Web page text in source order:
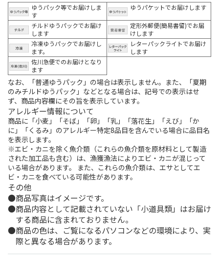
ゆうパック等でお届けしま
す
ゆうパケットでお届けします
チルドゆうパックでお届け
します
定形外郵便(簡易書留)でお届
けします
冷凍ゆうパックでお届けし
ます。
レターパックライトでお届け
します
佐川急便でのお届けとなり
ます
なお、「普通ゆうパック」の場合は表示しません。また、「夏期
のみチルドゆうパック」などとなる場合は、記号での表示はせ
ず、商品内容欄にその旨を表示しています。
アレルギー情報について
商品に「小麦」「そば」「卵」「乳」「落花生」「えび」「か
に」「くるみ」のアレルギー特定8品目を含んでいる場合に品目名
を表示します。
※エビ・カニを除く魚介類（これらの魚介類を原材料として製造
された加工品も含む）は、漁獲漁法によりエビ・カニが混じって
いる場合があります。 また、これらの魚介類は、エサとしてエ
ビ・カニを食べている可能性があります。
その他
商品写真はイメージです。
商品内容として記載されていない「小道具類」はお届け
する商品に含まれておりません。
商品の色は、ご覧になるパソコンなどの環境により、実
際と異なる場合があります。